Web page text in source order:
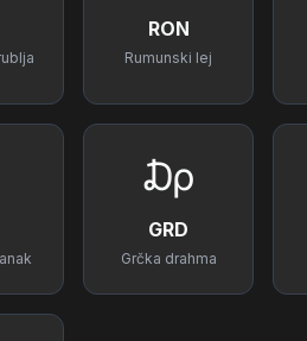
RON
Rumunski lej
₯
GRD
Grčka drahma